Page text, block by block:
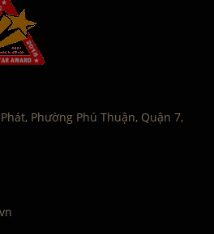
Phường Phú Thuận, Quận 7,